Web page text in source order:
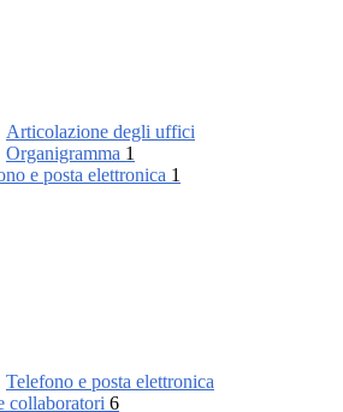
Articolazione degli uffici
Organigramma 1
e posta elettronica 1
Telefono e posta elettronica
collaboratori 6